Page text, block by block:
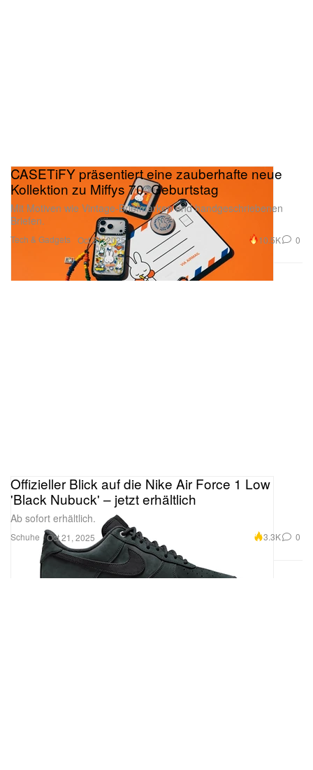
Tech & Gadgets
CASETiFY präsentiert eine zauberhafte neue
Kollektion zu Miffys 70. Geburtstag
Mit Motiven wie Vintage-Briefmarken und handgeschriebenen
Briefen.
Oct 21, 2025 10.5K 0
Schuhe
Offizieller Blick auf die Nike Air Force 1 Low
'Black Nubuck' – jetzt erhältlich
Ab sofort erhältlich.
Oct 21, 2025 3.3K 0